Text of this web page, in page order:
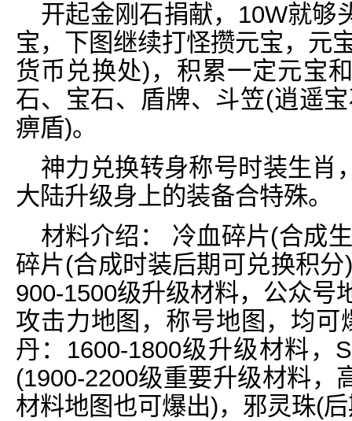
开起金刚石捐献，10W就够
宝，下图继续打怪攒元宝，元
货币兑换处)，积累一定元宝
石、宝石、盾牌、斗笠(逍遥
痹盾)。
神力兑换转身称号时装生肖
大陆升级身上的装备合特殊。
材料介绍： 冷血碎片(合成
碎片(合成时装后期可兑换积
900-1500级升级材料，公众号
攻击力地图，称号地图，均
丹：1600-1800级升级材料，
(1900-2200级重要升级材料，
材料地图也可爆出)，邪灵珠(